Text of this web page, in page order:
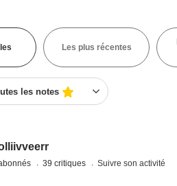
Les plus récentes
les notes
39 critiques Suivre son activité